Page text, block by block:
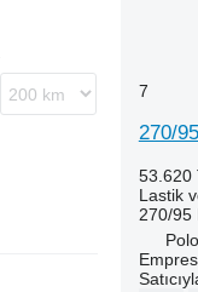
7
270/
53.620
Lastik
270/95